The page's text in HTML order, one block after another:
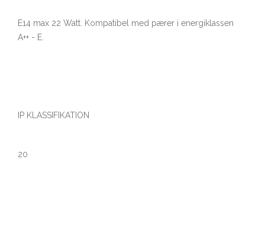
E14 max 22 Watt. Kompatibel med pærer i energiklassen
A++ - E.
IP KLASSIFIKATION
20